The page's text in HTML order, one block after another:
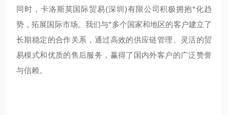
同时，卡洛斯莫国际贸易(深圳)有限公司积极拥抱*化趋
势，拓展国际市场。我们与*多个国家和地区的客户建立了
长期稳定的合作关系，通过高效的供应链管理、灵活的贸
易模式和优质的售后服务，赢得了国内外客户的广泛赞誉
与信赖。